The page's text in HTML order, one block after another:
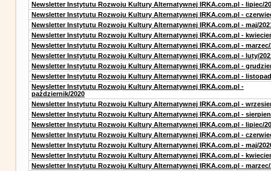
Newsletter Instytutu Rozwoju Kultury Alternatywnej IRKA.com.pl - lipiec/
Newsletter Instytutu Rozwoju Kultury Alternatywnej IRKA.com.pl -
Newsletter Instytutu Rozwoju Kultury Alternatywnej IRKA.com.pl - maj/
Newsletter Instytutu Rozwoju Kultury Alternatywnej IRKA.com.pl -
Newsletter Instytutu Rozwoju Kultury Alternatywnej IRKA.com.pl - marzec/
Newsletter Instytutu Rozwoju Kultury Alternatywnej IRKA.com.pl - luty/
Newsletter Instytutu Rozwoju Kultury Alternatywnej IRKA.com.pl -
Newsletter Instytutu Rozwoju Kultury Alternatywnej IRKA.com.pl -
Newsletter Instytutu Rozwoju Kultury Alternatywnej IRKA.com.pl -
październik/2020
Newsletter Instytutu Rozwoju Kultury Alternatywnej IRKA.com.pl -
Newsletter Instytutu Rozwoju Kultury Alternatywnej IRKA.com.pl -
Newsletter Instytutu Rozwoju Kultury Alternatywnej IRKA.com.pl - lipiec/
Newsletter Instytutu Rozwoju Kultury Alternatywnej IRKA.com.pl -
Newsletter Instytutu Rozwoju Kultury Alternatywnej IRKA.com.pl - maj/
Newsletter Instytutu Rozwoju Kultury Alternatywnej IRKA.com.pl -
Newsletter Instytutu Rozwoju Kultury Alternatywnej IRKA.com.pl - marzec/